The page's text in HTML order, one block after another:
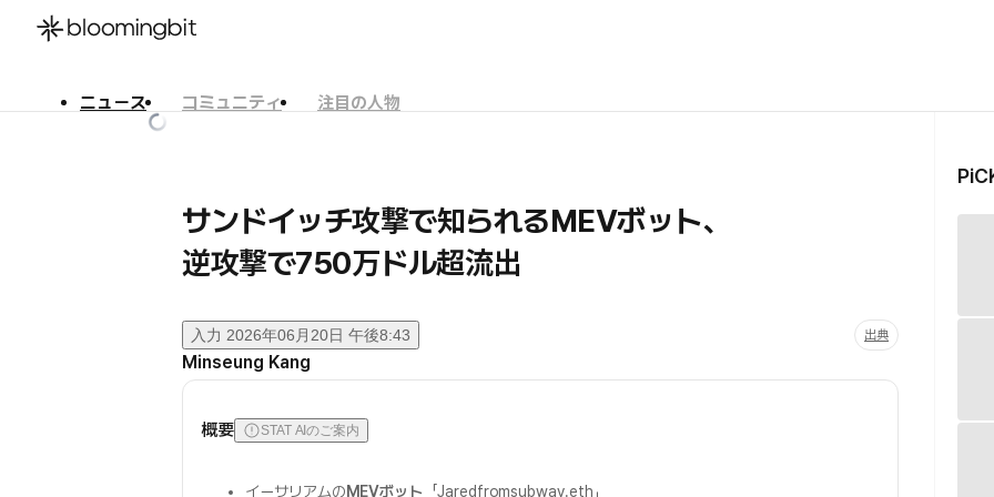
ニュース コミュニティ
注目の人物
サンドイッチ攻撃で知られるMEVボット、
逆攻撃で750万ドル超流出
入力 2026年06月20日 午後8:43 出典
Minseung Kang
概要 STAT AIのご案内
イーサリアムのMEVボット 「Jaredfromsubway.eth」